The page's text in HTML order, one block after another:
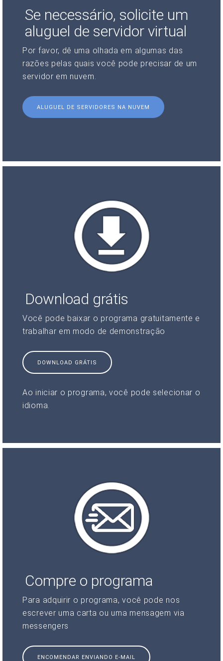
Se necessário, solicite um
aluguel de servidor virtual
Por favor, dê uma olhada em algumas das
razões pelas quais você pode precisar de um
servidor em nuvem.
ALUGUEL DE SERVIDORES NA NUVEM
Download grátis
Você pode baixar o programa gratuitamente e
trabalhar em modo de demonstração
DOWNLOAD GRÁTIS
Ao iniciar o programa, você pode selecionar o
idioma.
Compre o programa
Para adquirir o programa, você pode nos
escrever uma carta ou uma mensagem via
messengers
ENCOMENDAR ENVIANDO E-MAIL